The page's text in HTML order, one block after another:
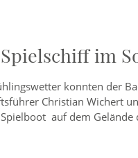
im
konnten der
Christian Wichert
auf dem Gelände